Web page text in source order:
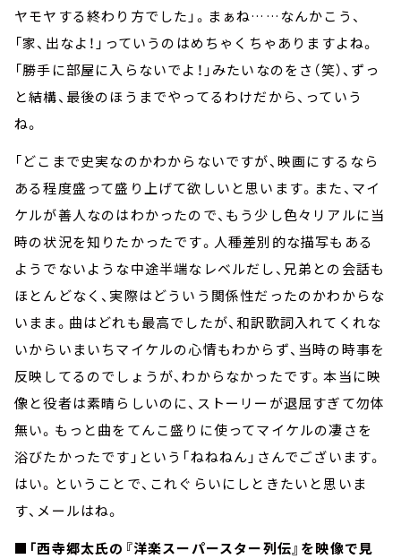
ヤモヤする終わり方でした」。まぁね……なんかこう、
「家、出なよ！」っていうのはめちゃくちゃありますよね。
「勝手に部屋に入らないでよ！」みたいなのをさ（笑）、ずっ
と結構、最後のほうまでやってるわけだから、っていう
ね。
「どこまで史実なのかわからないですが、映画にするなら
ある程度盛って盛り上げて欲しいと思います。また、マイ
ケルが善人なのはわかったので、もう少し色々リアルに当
時の状況を知りたかったです。人種差別的な描写もある
ようでないような中途半端なレベルだし、兄弟との会話も
ほとんどなく、実際はどういう関係性だったのかわからな
いまま。曲はどれも最高でしたが、和訳歌詞入れてくれな
いからいまいちマイケルの心情もわからず、当時の時事を
反映してるのでしょうが、わからなかったです。本当に映
像と役者は素晴らしいのに、ストーリーが退屈すぎて勿体
無い。もっと曲をてんこ盛りに使ってマイケルの凄さを
浴びたかったです」という「ねねねん」さんでございます。
はい。ということで、これぐらいにしときたいと思いま
す、メールはね。
■「西寺郷太氏の『洋楽スーパースター列伝』を映像で見